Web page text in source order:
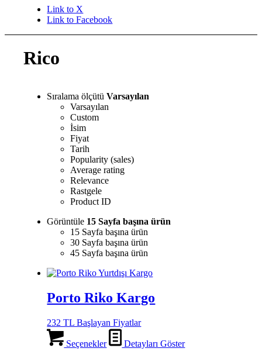
Link to X
Link to Facebook
Rico
Sıralama ölçütüVarsayılan
Varsayılan
Custom
İsim
Fiyat
Tarih
Popularity (sales)
Average rating
Relevance
Rastgele
Product ID
Görüntüle 15 Sayfa başına ürün
15 Sayfa başına ürün
30 Sayfa başına ürün
45 Sayfa başına ürün
Porto Riko Kargo
232 TL Başlayan Fiyatlar
Seçenekler Detayları Göster